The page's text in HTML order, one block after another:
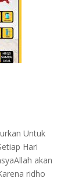
Untuk
Hari
akan
ridho